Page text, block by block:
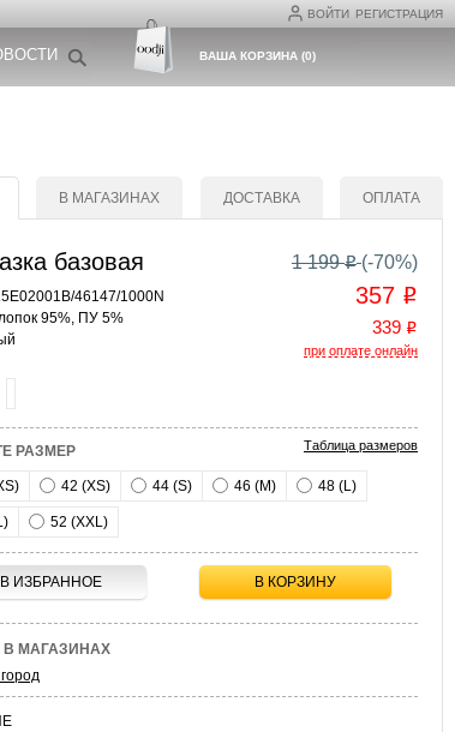
ВОЙТИ РЕГИСТРАЦИЯ
ВАША КОРЗИНА(0)
В МАГАЗИНАХ ДОСТАВКА ОПЛАТА
базовая
46147/1000N
95%, ПУ 5%
1 199o (-70%)
357 o
339 o
при оплате онлайн
РАЗМЕР Таблица размеров
42 (XS) 44 (S) 46 (M) 48 (L)
52 (XXL)
В ИЗБРАННОЕ В КОРЗИНУ
В МАГАЗИНАХ